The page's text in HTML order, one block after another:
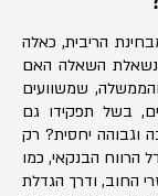
הריבית, כאלה
נשאלת השאלה האם
שמשוועים
בשל תפקידו גם
וגבוהה יחסית? רק
הרווח הבנקאי, כמו
החוב, ודרך הגדלת